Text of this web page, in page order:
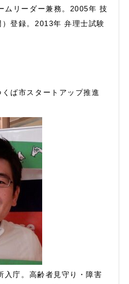
ムリーダー兼務。2005年 技
登録。2013年 弁理士試験
ば市スタートアップ推進
入庁。高齢者見守り・障害